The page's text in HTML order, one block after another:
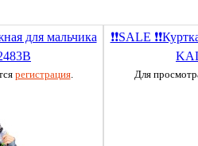
для мальчика
регистрация.
❗❗SALE
Для